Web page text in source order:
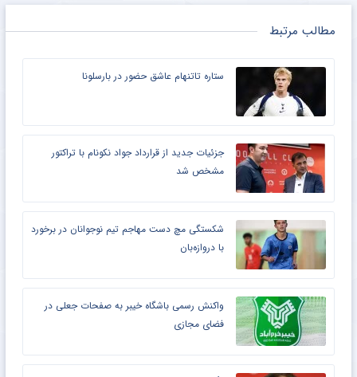
مطالب مرتبط
ستاره تاتنهام عاشق حضور در بارسلونا
جزئیات جدید از قرارداد جواد نکونام با تراکتور
مشخص شد
شکستگی مچ دست مهاجم تیم نوجوانان در برخورد
با دروازه‌بان
واکنش رسمی باشگاه خیبر به صفحات جعلی در
فضای مجازی